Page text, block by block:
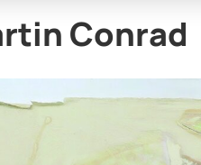
Conrad